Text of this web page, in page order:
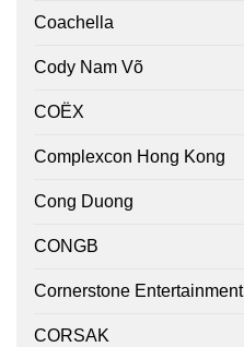
Coachella
Cody Nam Võ
COËX
Complexcon Hong Kong
Cong Duong
CONGB
Cornerstone Entertainment
CORSAK